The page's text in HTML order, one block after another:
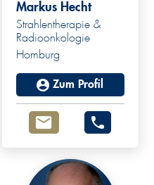
Markus Hecht
Strahlentherapie &
Radioonkologie
Homburg
Zum Profil